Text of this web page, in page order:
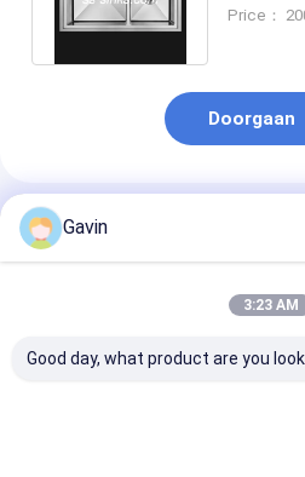
Price：
Doorgaan
Geadviseerde Producten
Gavin
3:23 AM
Good day, what product are you